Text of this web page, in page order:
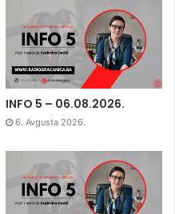
INFO 5 – 06.08.2026.
6. Avgusta 2026.